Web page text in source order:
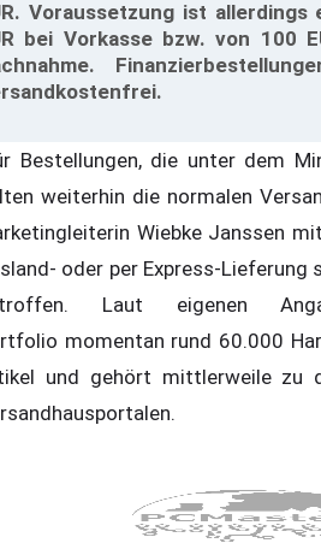
Voraussetzung ist
bei Vorkasse bzw. von 100
Bestellungen, die unter dem
weiterhin die normalen
Wiebke Janssen
oder per Express-Lieferung
Laut eigenen
momentan rund 60.000
und gehört mittlerweile zu